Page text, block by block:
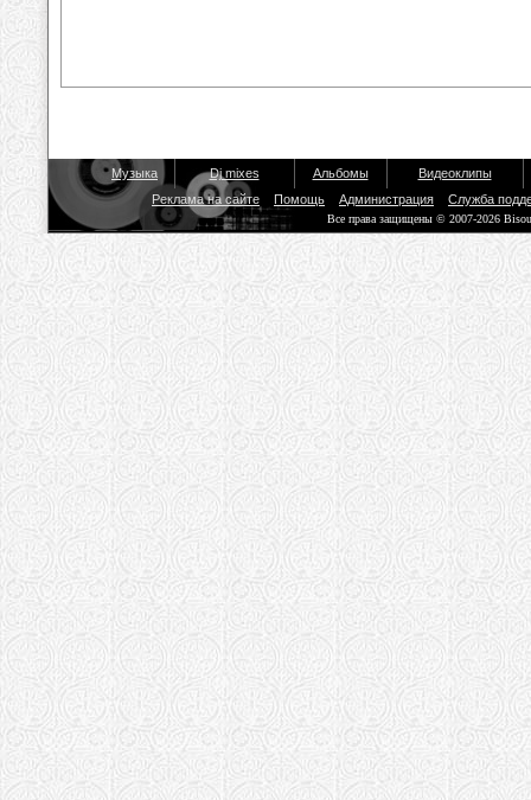
Музыка Dj mixes Альбомы
Видеоклипы
Реклама на сайте
Помощь Администрация Служба
Все права защищены © 2007-2026